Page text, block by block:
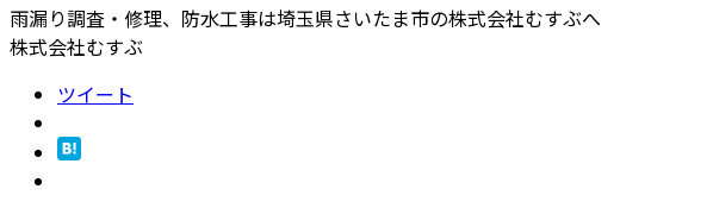
雨漏り調査・修理、防水工事は埼玉県さいたま市の株式会社むすぶへ
株式会社むすぶ
ツイート